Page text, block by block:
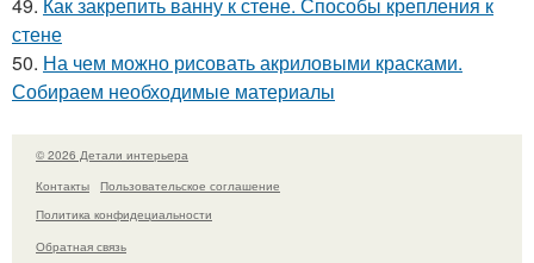
стене
50. На чем можно рисовать акриловыми красками.
Собираем необходимые материалы
© 2026 Детали интерьера
Контакты
Пользовательское соглашение
Политика конфидециальности
Обратная связь